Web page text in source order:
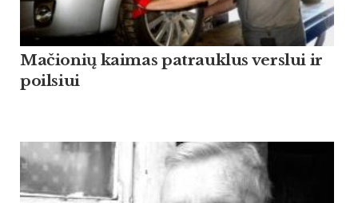
Mačionių kaimas patrauklus verslui ir
poilsiui